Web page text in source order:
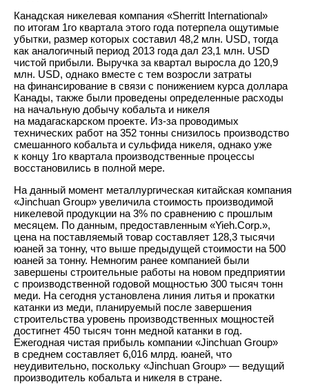
Канадская никелевая компания «Sherritt International»
по итогам 1го квартала этого года потерпела ощутимые
убытки, размер которых составил 48,2 млн. USD, тогда
как аналогичный период 2013 года дал 23,1 млн. USD
чистой прибыли. Выручка за квартал выросла до 120,9
млн. USD, однако вместе с тем возросли затраты
на финансирование в связи с понижением курса доллара
Канады, также были проведены определенные расходы
на начальную добычу кобальта и никеля
на мадагаскарском проекте. Из-за проводимых
технических работ на 352 тонны снизилось производство
смешанного кобальта и сульфида никеля, однако уже
к концу 1го квартала производственные процессы
восстановились в полной мере.
На данный момент металлургическая китайская компания
«Jinchuan Group» увеличила стоимость производимой
никелевой продукции на 3% по сравнению с прошлым
месяцем. По данным, предоставленным «Yieh.Corp.»,
цена на поставляемый товар составляет 128,3 тысячи
юаней за тонну, что выше предыдущей стоимости на 500
юаней за тонну. Немногим ранее компанией были
завершены строительные работы на новом предприятии
с производственной годовой мощностью 300 тысяч тонн
меди. На сегодня установлена линия литья и прокатки
катанки из меди, планируемый после завершения
строительства уровень производственных мощностей
достигнет 450 тысяч тонн медной катанки в год.
Ежегодная чистая прибыль компании «Jinchuan Group»
в среднем составляет 6,016 млрд. юаней, что
неудивительно, поскольку «Jinchuan Group» — ведущий
производитель кобальта и никеля в стране.